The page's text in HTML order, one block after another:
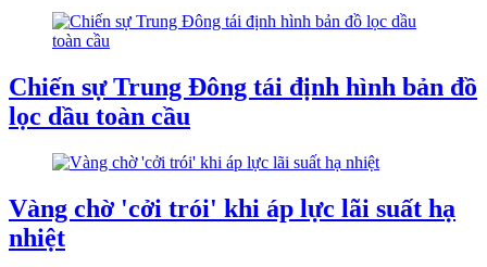
Chiến sự Trung Đông tái định hình bản đồ
lọc dầu toàn cầu
Vàng chờ 'cởi trói' khi áp lực lãi suất hạ
nhiệt